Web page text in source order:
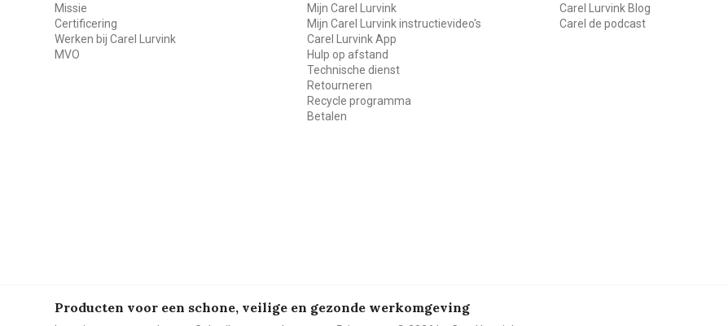
Missie
Certificering
Werken bij Carel Lurvink
MVO
Mijn Carel Lurvink
Mijn Carel Lurvink instructievideo's
Carel Lurvink App
Hulp op afstand
Technische dienst
Retourneren
Recycle programma
Betalen
Carel Lurvink Blog
Carel de podcast
Producten voor een schone, veilige en gezonde werkomgeving